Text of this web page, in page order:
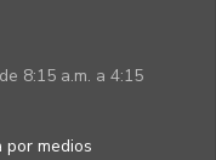
8:15 a.m. a 4:15
por medios